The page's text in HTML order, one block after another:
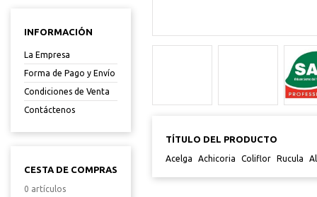
INFORMACIÓN
La Empresa
Forma de Pago y Envío
Condiciones de Venta
Contáctenos
CESTA DE COMPRAS
0 artículos
TÍTULO DEL PRODUCTO
Acelga Achicoria Coliflor Rucula